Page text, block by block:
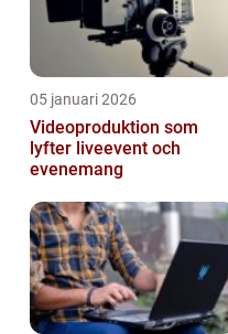
05 januari 2026
Videoproduktion som
lyfter liveevent och
evenemang